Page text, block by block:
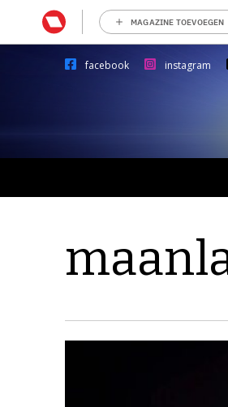
MAGAZINE TOEVOEGEN
facebook instagram